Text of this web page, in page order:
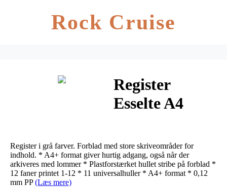
Rock Cruise
Register
Esselte A4
m/forblad
plast grå
Register i grå farver. Forblad med store skriveområder for
indhold. * A4+ format giver hurtig adgang, også når der
arkiveres med lommer * Plastforstærket hullet stribe på forblad *
12 faner printet 1-12 * 11 universalhuller * A4+ format * 0,12
mm PP(Læs mere)